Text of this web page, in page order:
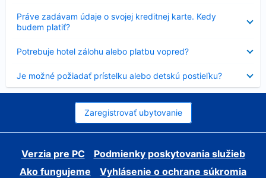
Práve zadávam údaje o svojej kreditnej karte. Kedy
budem platiť?
sa
Potrebuje hotel zálohu alebo platbu vopred?
sa
Je možné požiadať prístelku alebo detskú postieľku?
sa
Zaregistrovať ubytovanie
Verzia pre PC
Podmienky poskytovania služieb
Ako fungujeme
Vyhlásenie o ochrane súkromia